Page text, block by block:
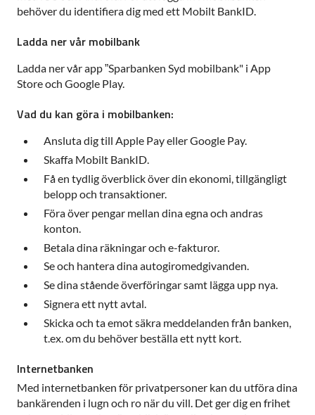
behöver du identifiera dig med ett Mobilt BankID.
Ladda ner vår mobilbank
Ladda ner vår app ”Sparbanken Syd mobilbank" i App
Store och Google Play.
Vad du kan göra i mobilbanken:
Ansluta dig till Apple Pay eller Google Pay.
Skaffa Mobilt BankID.
Få en tydlig överblick över din ekonomi, tillgängligt
belopp och transaktioner.
Föra över pengar mellan dina egna och andras
konton.
Betala dina räkningar och e-fakturor.
Se och hantera dina autogiromedgivanden.
Se dina stående överföringar samt lägga upp nya.
Signera ett nytt avtal.
Skicka och ta emot säkra meddelanden från banken,
t.ex. om du behöver beställa ett nytt kort.
Internetbanken
Med internetbanken för privatpersoner kan du utföra dina
bankärenden i lugn och ro när du vill. Det ger dig en frihet